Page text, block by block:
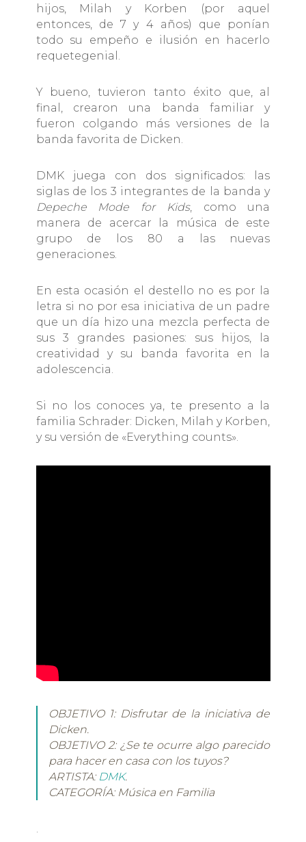
hijos, Milah y Korben (por aquel
entonces, de 7 y 4 años) que ponían
todo su empeño e ilusión en hacerlo
requetegenial.
Y bueno, tuvieron tanto éxito que, al
final, crearon una banda familiar y
fueron colgando más versiones de la
banda favorita de Dicken.
DMK juega con dos significados: las
siglas de los 3 integrantes de la banda y
Depeche Mode for Kids, como una
manera de acercar la música de este
grupo de los 80 a las nuevas
generaciones.
En esta ocasión el destello no es por la
letra si no por esa iniciativa de un padre
que un día hizo una mezcla perfecta de
sus 3 grandes pasiones: sus hijos, la
creatividad y su banda favorita en la
adolescencia.
Si no los conoces ya, te presento a la
familia Schrader: Dicken, Milah y Korben,
y su versión de «Everything counts».
OBJETIVO 1: Disfrutar de la iniciativa de
Dicken.
OBJETIVO 2: ¿Se te ocurre algo parecido
para hacer en casa con los tuyos?
ARTISTA: DMK.
CATEGORÍA: Música en Familia